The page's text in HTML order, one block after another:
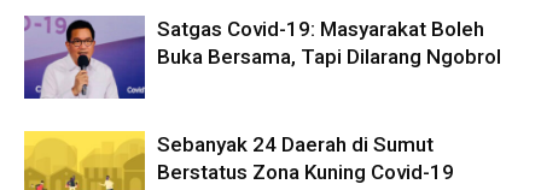
Satgas Covid-19: Masyarakat Boleh
Buka Bersama, Tapi Dilarang Ngobrol
Sebanyak 24 Daerah di Sumut
Berstatus Zona Kuning Covid-19